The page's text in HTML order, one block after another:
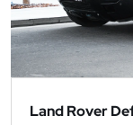
Land Rover